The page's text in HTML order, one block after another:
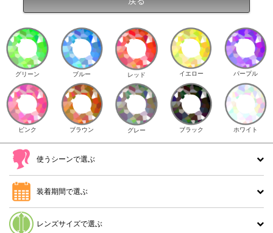
グリーン ブルー レッド イエロー パープル
ピンク ブラウン グレー ブラック ホワイト
使うシーンで選ぶ
装着期間で選ぶ
レンズサイズで選ぶ